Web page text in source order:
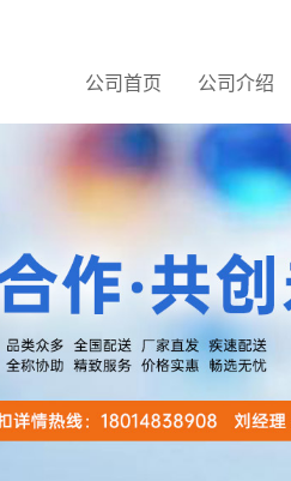
公司首页 公司介绍